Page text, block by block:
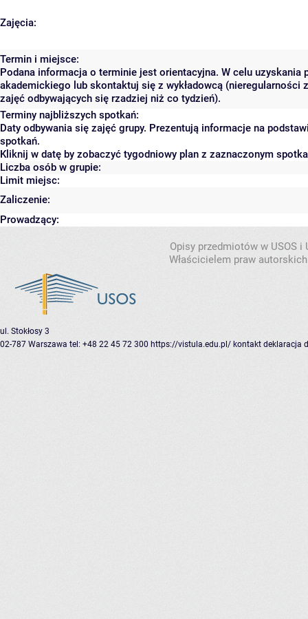
Zajęcia:
Termin i miejsce:
Podana informacja o terminie jest orientacyjna. W celu
akademickiego lub skontaktuj się z wykładowcą (nieregularności
zajęć odbywających się rzadziej niż co tydzień).
Terminy najbliższych spotkań:
Daty odbywania się zajęć grupy. Prezentują informacje na
spotkań.
Kliknij w datę by zobaczyć tygodniowy plan z zaznaczonym
Liczba osób w grupie:
Limit miejsc:
Zaliczenie:
Prowadzący:
Opisy przedmiotów w USOS
Właścicielem praw
ul. Stokłosy 3
02-787 Warszawa tel: +48 22 45 72 300 https://vistula.edu.pl/ kontakt deklaracja